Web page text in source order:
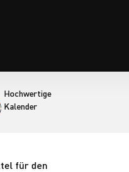
Hochwertige
Kalender
für den